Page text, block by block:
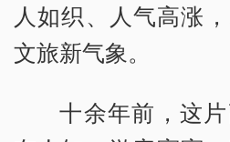
人如织、人气高涨
文旅新气象。
十余年前，这